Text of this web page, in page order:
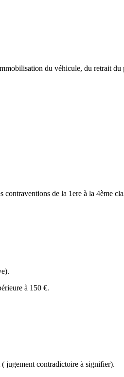
du véhicule, du retrait du
contraventions de la 1ere à la 4ème
à 150 €.
jugement contradictoire à signifier).